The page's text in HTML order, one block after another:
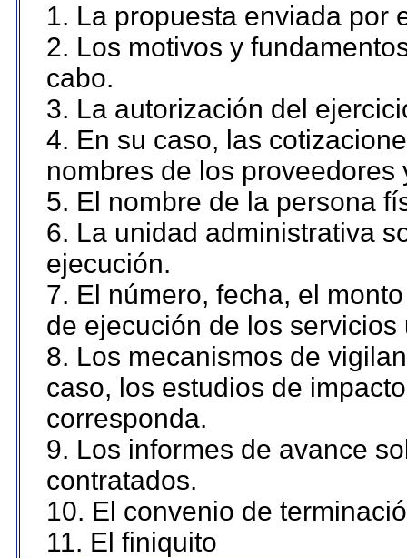
1. La propuesta enviada por
2. Los motivos y
cabo.
3. La autorización del
4. En su caso, las
nombres de los proveedores
5. El nombre de la persona
6. La unidad administrativa
ejecución.
7. El número, fecha, el
de ejecución de los servicios
8. Los mecanismos de
caso, los estudios de
corresponda.
9. Los informes de avance
contratados.
10. El convenio de
11. El finiquito